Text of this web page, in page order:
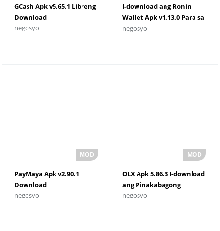
GCash Apk v5.65.1 Libreng
Download
negosyo
I-download ang Ronin
Wallet Apk v1.13.0 Para sa
Android
negosyo
PayMaya Apk v2.90.1
Download
negosyo
OLX Apk 5.86.3 I-download
ang Pinakabagong
Bersyon 2023
negosyo